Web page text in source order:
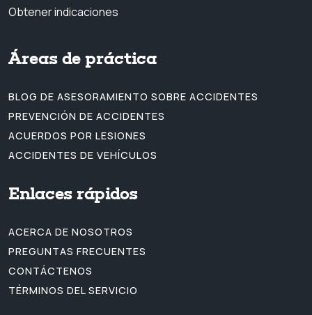
Obtener indicaciones
Áreas de práctica
BLOG DE ASESORAMIENTO SOBRE ACCIDENTES
PREVENCIÓN DE ACCIDENTES
ACUERDOS POR LESIONES
ACCIDENTES DE VEHÍCULOS
Enlaces rápidos
ACERCA DE NOSOTROS
PREGUNTAS FRECUENTES
CONTÁCTENOS
TÉRMINOS DEL SERVICIO